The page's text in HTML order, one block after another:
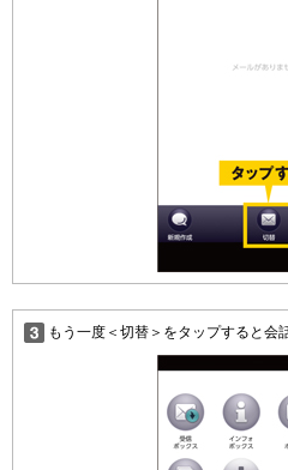
もう一度＜切替＞をタップすると会